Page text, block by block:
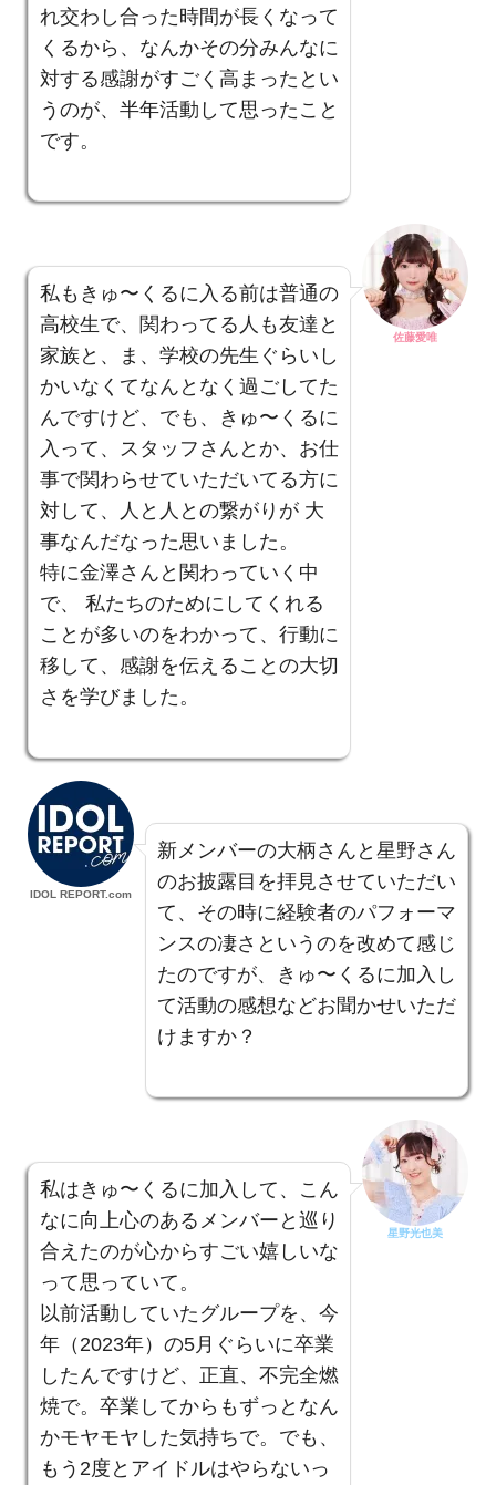
れ交わし合った時間が長くなって
くるから、なんかその分みんなに
対する感謝がすごく高まったとい
うのが、半年活動して思ったこと
です。
私もきゅ〜くるに入る前は普通の
高校生で、関わってる人も友達と
家族と、ま、学校の先生ぐらいし
かいなくてなんとなく過ごしてた
んですけど、でも、きゅ〜くるに
入って、スタッフさんとか、お仕
事で関わらせていただいてる方に
対して、人と人との繋がりが 大
事なんだなった思いました。
特に金澤さんと関わっていく中
で、 私たちのためにしてくれる
ことが多いのをわかって、行動に
移して、感謝を伝えることの大切
さを学びました。
佐藤愛唯
IDOL REPORT.com
新メンバーの大柄さんと星野さん
のお披露目を拝見させていただい
て、その時に経験者のパフォーマ
ンスの凄さというのを改めて感じ
たのですが、きゅ〜くるに加入し
て活動の感想などお聞かせいただ
けますか？
私はきゅ〜くるに加入して、こん
なに向上心のあるメンバーと巡り
合えたのが心からすごい嬉しいな
って思っていて。
以前活動していたグループを、今
年（2023年）の5月ぐらいに卒業
したんですけど、正直、不完全燃
焼で。卒業してからもずっとなん
かモヤモヤした気持ちで。でも、
もう2度とアイドルはやらないっ
星野光也美